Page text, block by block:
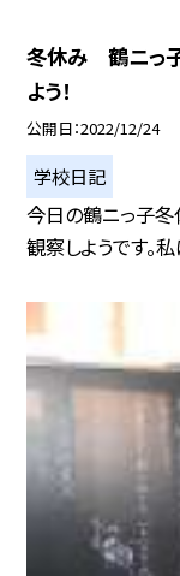
冬休み 鶴ニっ
よう！
公開日 2022/12/24
学校日記
今日の鶴ニっ子冬
観察しようです。